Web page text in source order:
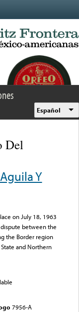
Español
Del
Y
on July 18, 1963
between the
the Border region
and Northern
7956-A